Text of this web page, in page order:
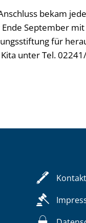
bekam
September
für
unter Tel.
Kontakt